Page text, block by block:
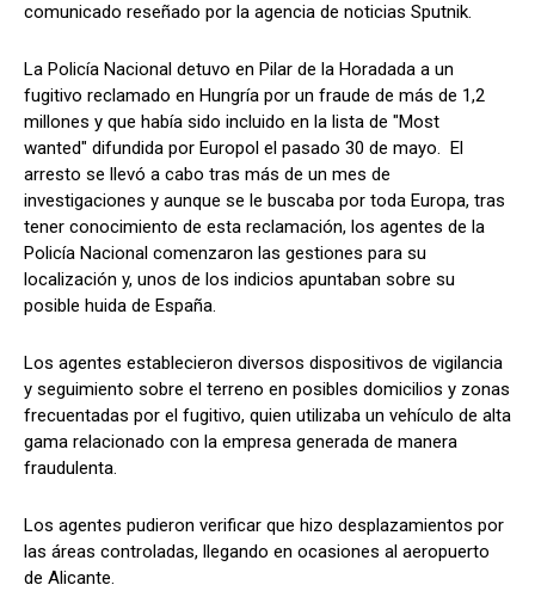
comunicado reseñado por la agencia de noticias Sputnik.
La Policía Nacional detuvo en Pilar de la Horadada a un
fugitivo reclamado en Hungría por un fraude de más de 1,2
millones y que había sido incluido en la lista de "Most
wanted" difundida por Europol el pasado 30 de mayo. El
arresto se llevó a cabo tras más de un mes de
investigaciones y aunque se le buscaba por toda Europa, tras
tener conocimiento de esta reclamación, los agentes de la
Policía Nacional comenzaron las gestiones para su
localización y, unos de los indicios apuntaban sobre su
posible huida de España.
Los agentes establecieron diversos dispositivos de vigilancia
y seguimiento sobre el terreno en posibles domicilios y zonas
frecuentadas por el fugitivo, quien utilizaba un vehículo de alta
gama relacionado con la empresa generada de manera
fraudulenta.
Los agentes pudieron verificar que hizo desplazamientos por
las áreas controladas, llegando en ocasiones al aeropuerto
de Alicante.